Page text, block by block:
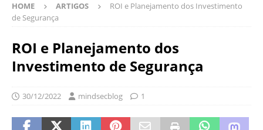
HOME ARTIGOS
ROI e Planejamento dos Investimento
de Segurança
ROI e Planejamento dos
Investimento de Segurança
30/12/2022 mindsecblog 1